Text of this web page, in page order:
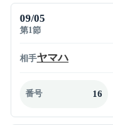
09/05
第1節
相手ヤマハ
番号 16